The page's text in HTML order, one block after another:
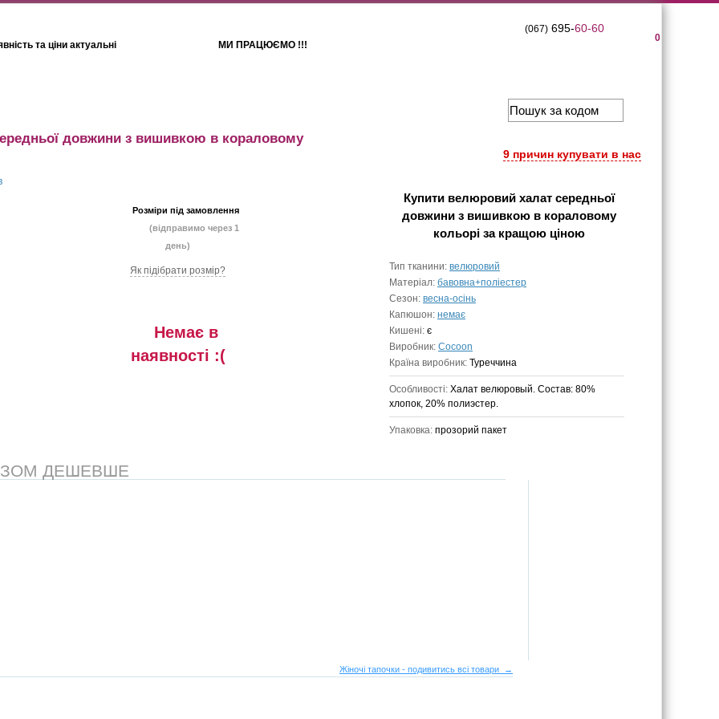
та ціни актуальні МИ ПРАЦЮЄМО !!!
0
(067)695-60-60
9 причин купувати в нас
довжини з вишивкою в кораловому
Розміри під замовлення
(відправимо через 1
день)
Як підібрати розмір?
Немає в
наявностi :(
Купити велюровий халат середньої
довжини з вишивкою в кораловому
кольоріза кращою ціною
Тип тканини: велюровий
Матеріал: бавовна+поліестер
Сезон: весна-осінь
Капюшон: немає
Кишені: є
Виробник: Cocoon
Країна виробник: Туреччина
Особливості: Халат велюровый. Состав: 80%
хлопок, 20% полиэстер.
Упаковка: прозорий пакет
ДЕШЕВШЕ
Жіночі тапочки - подивитись всі товари →